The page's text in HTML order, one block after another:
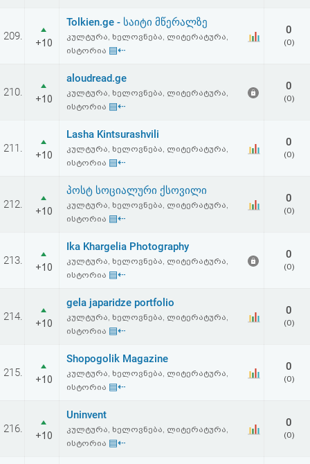
209.
+10
Tolkien.ge - საიტი მწერალზე
კულტურა, ხელოვნება, ლიტერატურა,
ისტორია ▤⇠
0
(0)
210.
+10
aloudread.ge
კულტურა, ხელოვნება, ლიტერატურა,
ისტორია ▤⇠
0
(0)
211.
+10
Lasha Kintsurashvili
კულტურა, ხელოვნება, ლიტერატურა,
ისტორია ▤⇠
0
(0)
212.
+10
პოსტ სოციალური ქსოვილი
კულტურა, ხელოვნება, ლიტერატურა,
ისტორია ▤⇠
0
(0)
213.
+10
Ika Khargelia Photography
კულტურა, ხელოვნება, ლიტერატურა,
ისტორია ▤⇠
0
(0)
214.
+10
gela japaridze portfolio
კულტურა, ხელოვნება, ლიტერატურა,
ისტორია ▤⇠
0
(0)
215.
+10
Shopogolik Magazine
კულტურა, ხელოვნება, ლიტერატურა,
ისტორია ▤⇠
0
(0)
216.
+10
Uninvent
კულტურა, ხელოვნება, ლიტერატურა,
ისტორია ▤⇠
0
(0)